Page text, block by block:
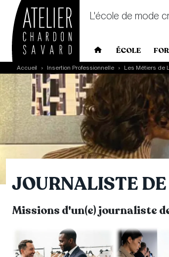
Skip to main content
L'école de mode
Main navigation
ÉCOLE
Accueil Insertion Professionnelle Les Métiers de
JOURNALISTE
Missions d'un(e) journaliste